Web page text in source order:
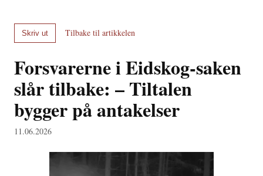
Skriv ut Tilbake til artikkelen
Forsvarerne i Eidskog-saken
slår tilbake: – Tiltalen
bygger på antakelser
11.06.2026